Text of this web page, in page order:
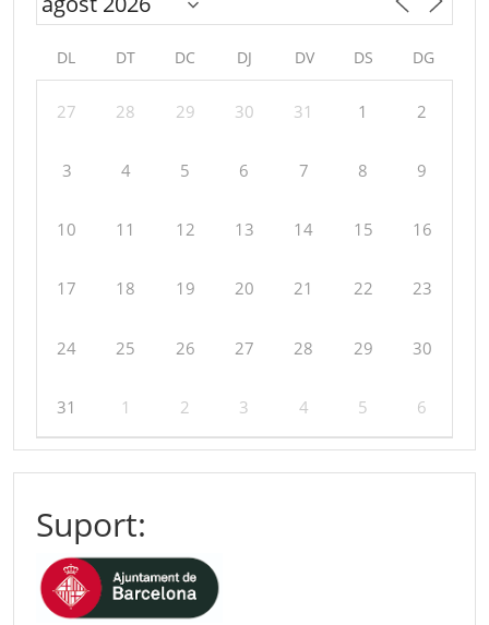
DL DT DC DJ DV DS DG
27 28 29 30 31 1 2
3 4 5 6 7 8 9
10 11 12 13 14 15 16
17 18 19 20 21 22 23
24 25 26 27 28 29 30
31 1 2 3 4 5 6
Suport: